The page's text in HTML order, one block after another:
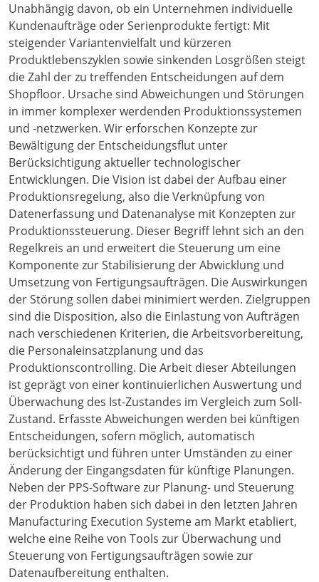
Unabhängig davon, ob ein Unternehmen individuelle
Kundenaufträge oder Serienprodukte fertigt: Mit
steigender Variantenvielfalt und kürzeren
Produktlebenszyklen sowie sinkenden Losgrößen steigt
die Zahl der zu treffenden Entscheidungen auf dem
Shopfloor. Ursache sind Abweichungen und Störungen
in immer komplexer werdenden Produktionssystemen
und -netzwerken. Wir erforschen Konzepte zur
Bewältigung der Entscheidungsflut unter
Berücksichtigung aktueller technologischer
Entwicklungen. Die Vision ist dabei der Aufbau einer
Produktionsregelung, also die Verknüpfung von
Datenerfassung und Datenanalyse mit Konzepten zur
Produktionssteuerung. Dieser Begriff lehnt sich an den
Regelkreis an und erweitert die Steuerung um eine
Komponente zur Stabilisierung der Abwicklung und
Umsetzung von Fertigungsaufträgen. Die Auswirkungen
der Störung sollen dabei minimiert werden. Zielgruppen
sind die Disposition, also die Einlastung von Aufträgen
nach verschiedenen Kriterien, die Arbeitsvorbereitung,
die Personaleinsatzplanung und das
Produktionscontrolling. Die Arbeit dieser Abteilungen
ist geprägt von einer kontinuierlichen Auswertung und
Überwachung des Ist-Zustandes im Vergleich zum Soll-
Zustand. Erfasste Abweichungen werden bei künftigen
Entscheidungen, sofern möglich, automatisch
berücksichtigt und führen unter Umständen zu einer
Änderung der Eingangsdaten für künftige Planungen.
Neben der PPS-Software zur Planung- und Steuerung
der Produktion haben sich dabei in den letzten Jahren
Manufacturing Execution Systeme am Markt etabliert,
welche eine Reihe von Tools zur Überwachung und
Steuerung von Fertigungsaufträgen sowie zur
Datenaufbereitung enthalten.